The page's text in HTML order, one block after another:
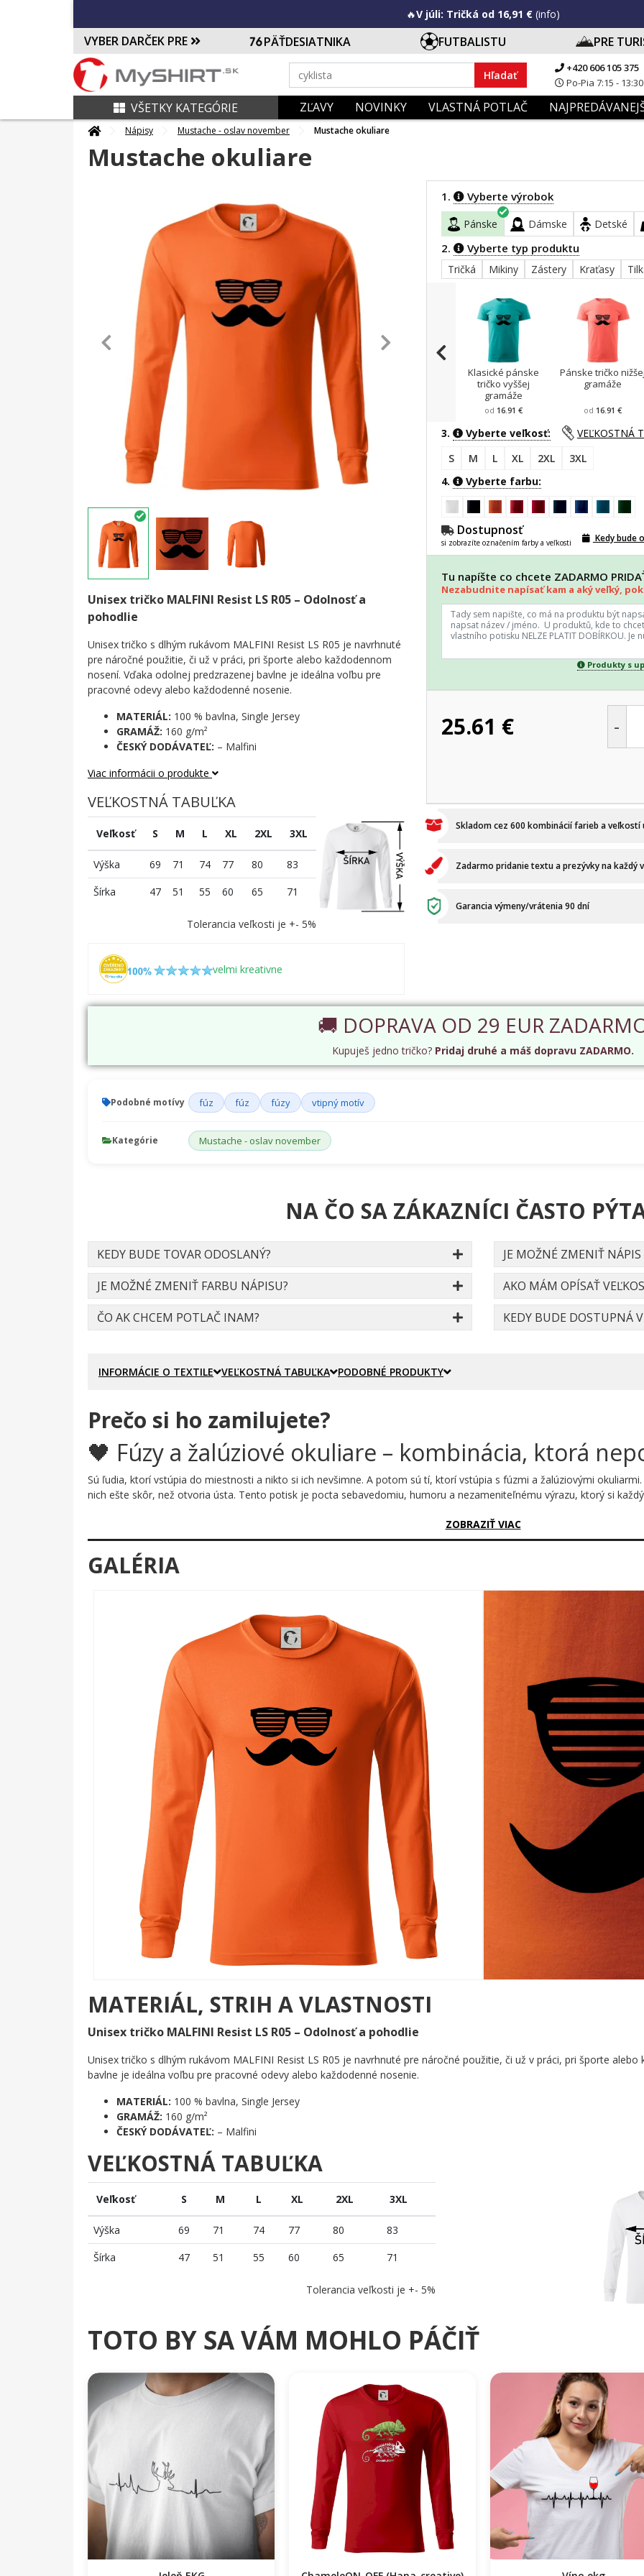
🔥V júli: Tričká od 16,91 € (info)
VYBER DARČEK PRE PÄŤDESIATNIKA FUTBALISTU PRE
Hľadať
+420 606 105 375
Po-Pia 7:15 - 13:30
VŠETKY KATEGÓRIE ZĽAVY NOVINKY VLASTNÁ POTLAČ
Nápisy Mustache - oslav november Mustache okuliare
Mustache okuliare
Unisex tričko MALFINI Resist LS R05 – Odolnosť a
pohodlie
Unisex tričko s dlhým rukávom MALFINI Resist LS R05 je navrhnuté
pre náročné použitie, či už v práci, pri športe alebo každodennom
nosení. Vďaka odolnej predzrazenej bavlne je ideálna voľbu pre
pracovné odevy alebo každodenné nosenie.
MATERIÁL: 100 % bavlna, Single Jersey
GRAMÁŽ: 160 g/m²
ČESKÝ DODÁVATEĽ: – Malfini
Viac informácii o produkte
VEĽKOSTNÁ TABUĽKA
Veľkosť S M L XL 2XL 3XL
Výška 69 71 74 77 80
83
Šírka
47 51 55 60 65 71
Tolerancia veľkosti je +- 5%
velmi kreativne
1. Vyberte výrobok
Pánske Dámske Detské
2. Vyberte typ produktu
Tričká Mikiny Zástery Kraťasy
Klasické pánske
tričko vyššej
gramáže
od 16.91 €
Pánske tričko
gramáže
od 16.91 €
3. Vyberte veľkosť:
VEĽKOSTNÁ
S
M L XL 2XL
3XL
4.
Vyberte farbu:
Dostupnosť
si zobrazíte označením farby a veľkosti Kedy bude
Tu napíšte co chcete ZADARMO
Nezabudnite napísať kam a aký veľký,
Produkty s
25.61 € -
Skladom cez 600 kombinácií farieb a
Zadarmo pridanie textu a prezývky na každý
Garancia výmeny/vrátenia 90 dní
🚚 DOPRAVA OD 29 EUR
Kupuješ jedno tričko? Pridaj druhé a máš dopravu ZADARMO.
Podobné motívy fúz fúz fúzy vtipný motív
Kategórie Mustache - oslav november
NA ČO SA ZÁKAZNÍCI ČASTO
KEDY BUDE TOVAR ODOSLANÝ?
JE MOŽNÉ ZMENIŤ FARBU NÁPISU?
ČO AK CHCEM POTLAČ INAM?
JE MOŽNÉ ZMENIŤ
AKO MÁM OPÍSAŤ
KEDY BUDE DOSTUPNÁ
INFORMÁCIE O TEXTILE VEĽKOSTNÁ TABUĽKA PODOBNÉ PRODUKTY
Prečo si ho zamilujete?
🖤 Fúzy a žalúziové okuliare – kombinácia, ktorá
Sú ľudia, ktorí vstúpia do miestnosti a nikto si ich nevšimne. A potom sú tí, ktorí vstúpia s fúzmi a žalúziovými
nich ešte skôr, než otvoria ústa. Tento potisk je pocta sebavedomiu, humoru a nezameniteľnému výrazu, ktorý si
Silueta žalúziových okuliarov s vodorovnými pásikmi v spojení s mohutným, elegantne zahnutým fúzom tvorí
podklade pôsobí ostro, vtipne a pritom nadčasovo. Nie je to len obrázok – je to postoj. Každý, kto tento motív zazrie,
Komu urobí radosť?
🔥 Každému, kto si v novembri hrdo nechá rásť fúzy a chce to svetu jasne ukázať
💡 Milovníkom retro estetiky a grafiky, ktorá nepotrebuje farby, aby zaujala
🖤 Vtipkárom, ktorí vedia, že najlepší humor je ten, čo sa nosí priamo na sebe
🌟 Priateľom a blízkym, ktorí ocenia originálny a zapamätateľný motív s osobnosťou
Fúzy nie sú len chlp nad perou – sú to životná filozofia. Pridaj si tento motív do košíka a daj svetu vedieť, na čej strane
ZOBRAZIŤ VIAC
GALÉRIA
MATERIÁL, STRIH A VLASTNOSTI
Unisex tričko MALFINI Resist LS R05 – Odolnosť a pohodlie
Unisex tričko s dlhým rukávom MALFINI Resist LS R05 je navrhnuté pre náročné použitie, či už v práci, pri športe
bavlne je ideálna voľbu pre pracovné odevy alebo každodenné nosenie.
MATERIÁL: 100 % bavlna, Single Jersey
GRAMÁŽ: 160 g/m²
ČESKÝ DODÁVATEĽ: – Malfini
VEĽKOSTNÁ TABUĽKA
Veľkosť S M L XL 2XL 3XL
Výška 69 71 74 77 80
83
Šírka
47 51 55 60 65 71
Tolerancia veľkosti je +- 5%
TOTO BY SA VÁM MOHLO PÁČIŤ